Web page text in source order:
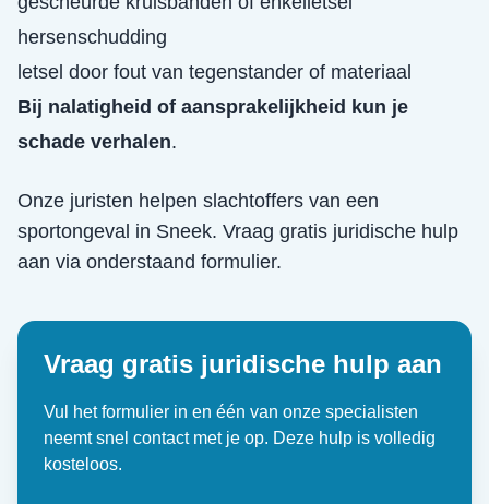
hersenschudding
letsel door fout van tegenstander of materiaal
Bij nalatigheid of aansprakelijkheid kun je
schade verhalen.
Onze juristen helpen slachtoffers van een
sportongeval in Sneek. Vraag gratis juridische hulp
aan via onderstaand formulier.
Vraag gratis juridische hulp aan
Vul het formulier in en één van onze specialisten
neemt snel contact met je op. Deze hulp is volledig
kosteloos.